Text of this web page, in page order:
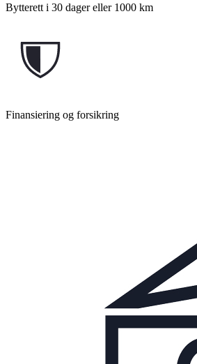
Bytterett i 30 dager eller 1000 km
Finansiering og forsikring